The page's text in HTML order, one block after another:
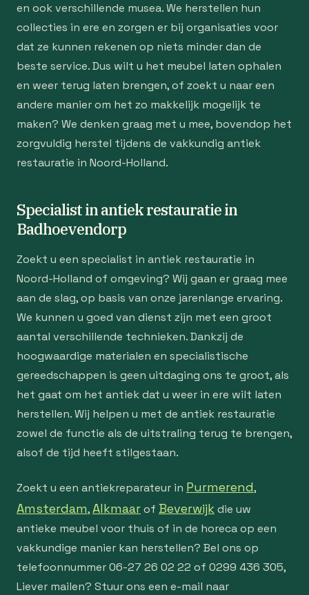
en ook verschillende musea. We herstellen hun
collecties in ere en zorgen er bij organisaties voor
dat ze kunnen rekenen op niets minder dan de
beste service. Dus wilt u het meubel laten ophalen
en weer terug laten brengen, of zoekt u naar een
andere manier om het zo makkelijk mogelijk te
maken? We denken graag met u mee, bovendop het
zorgvuldig herstel tijdens de vakkundig antiek
restauratie in Noord-Holland.
Specialist in antiek restauratie in
Badhoevendorp
Zoekt u een specialist in antiek restauratie in
Noord-Holland of omgeving? Wij gaan er graag mee
aan de slag, op basis van onze jarenlange ervaring.
We kunnen u goed van dienst zijn met een groot
aantal verschillende technieken. Dankzij de
hoogwaardige materialen en specialistische
gereedschappen is geen uitdaging ons te groot, als
het gaat om het antiek dat u weer in ere wilt laten
herstellen. Wij helpen u met de antiek restauratie
zowel de functie als de uitstraling terug te brengen,
alsof de tijd heeft stilgestaan.
Zoekt u een antiekreparateur in Purmerend,
Amsterdam,Alkmaarof Beverwijk die uw
antieke meubel voor thuis of in de horeca op een
vakkundige manier kan herstellen? Bel ons op
telefoonnummer 06-27 26 02 22 of 0299 436 305,
Liever mailen? Stuur ons een e-mail naar